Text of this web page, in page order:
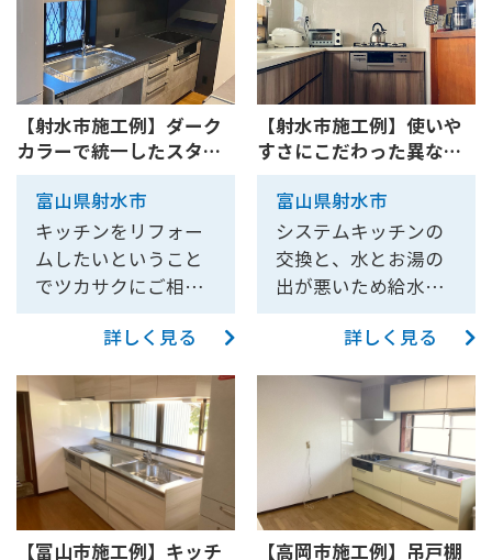
になったと思いま
す。 壁紙の柄や家具
などの位置をこだわ
られていたので、壁
紙の模様がおかしく
のボードの貼り方に
注意しました。 所々
お客様と確認しなが
ら家具の設置を考え
いただきました。 商
ップ ユアシス、キッ
チンはクリナップ コ
ルティをお選びいた
だきました。 キッチ
ンは設置できる幅が
あまり広くなかった
ため、小さめのキッ
にキッチンと合わせ
た周辺収納も取付さ
せていただきまし
た。 キッチンは壁付
けから新たに腰壁を
作成した対面型へと
変更しました。IH前
は壁にガラスを組み
込み、調理中の匂い
がリビングへ行って
つ、調理中でもリビ
とができるようにな
りました。 施工の
際、キッチンの高さ
ギリギリに腰壁の笠
木を合わせたり、レ
ンジフードとキッチ
ンの間にガラスを組
時、展示されていた
ステンレスキャビネ
ットのキッチンを気
に入っていただき、
可能ならば展示品で
キッチンを入れ替え
たいとの事でしたの
で、設置可能か確認
に訪問させていただ
く事になりました。
実際に確認時にお伺
いしたところ、以下
覚しました。 ①コン
ロ前がタイルやパネ
ルといった耐火壁で
なく、窓（ガラス）
の状態でした。 ②キ
ッチンがシステムキ
ッチンではなく、セ
した。 ・家全体の床
を張り替えたい、一
部壁も貼り換えたい
・システムキッチ
ン・ユニットバス・
トイレの交換 ・リビ
ングに壁掛けテレビ
を設置したい ・石油
給湯器からエコキュ
ートへの切り替えを
行いたい ・配管のす
べてを新管へ交換 床
り換え お客様が白ア
リ被害を懸念されて
いたため、床を剥い
だ際に防蟻処理と必
要箇所の補強を行
い、耐久性を高めて
います。 床もホワイ
【射水市施工例】ダーク
カラーで統一したスタイ
リッシュな雰囲気のキッ
チンリフォーム
【10230】
富山県射水市
キッチンをリフォー
ムしたいということ
でツカサクにご相談
いただきました。 リ
フォームについてお
話させていただく中
で、下記のご要望を
いただきました。 ・
クリナップの「ステ
ディア」にシステム
キッチンを取り換え
たい ・壁紙張替後に
詳しく見る
【射水市施工例】使いや
すさにこだわった異なる
メーカーのキッチンを組
み合わせたリフォーム
【10223】
富山県射水市
システムキッチンの
交換と、水とお湯の
出が悪いため給水・
給湯配管の更新のご
依頼をいただきまし
た。 いろいろなキッ
チンをご紹介させて
いただき、キッチン
下台はタカラスタン
ダードの「レミュ
ー」の食洗器の位置
を、上台はクリナッ
詳しく見る
【富山市施工例】キッチ 【高岡市施工例】吊戸棚